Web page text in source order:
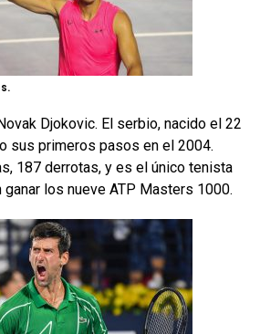
Djokovic. El serbio, nacido el 22
sus primeros pasos en el 2004.
187 derrotas, y es el único tenista
los nueve ATP Masters 1000.